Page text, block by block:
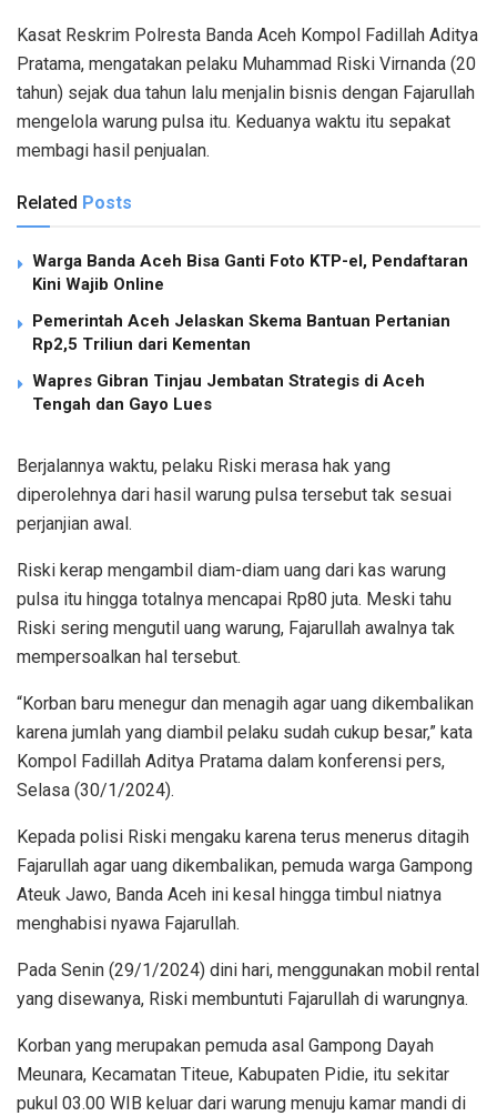
Kasat Reskrim Polresta Banda Aceh Kompol Fadillah Aditya
Pratama, mengatakan pelaku Muhammad Riski Virnanda (20
tahun) sejak dua tahun lalu menjalin bisnis dengan Fajarullah
mengelola warung pulsa itu. Keduanya waktu itu sepakat
membagi hasil penjualan.
Related Posts
Warga Banda Aceh Bisa Ganti Foto KTP-el, Pendaftaran
Kini Wajib Online
Pemerintah Aceh Jelaskan Skema Bantuan Pertanian
Rp2,5 Triliun dari Kementan
Wapres Gibran Tinjau Jembatan Strategis di Aceh
Tengah dan Gayo Lues
Berjalannya waktu, pelaku Riski merasa hak yang
diperolehnya dari hasil warung pulsa tersebut tak sesuai
perjanjian awal.
Riski kerap mengambil diam-diam uang dari kas warung
pulsa itu hingga totalnya mencapai Rp80 juta. Meski tahu
Riski sering mengutil uang warung, Fajarullah awalnya tak
mempersoalkan hal tersebut.
“Korban baru menegur dan menagih agar uang dikembalikan
karena jumlah yang diambil pelaku sudah cukup besar,” kata
Kompol Fadillah Aditya Pratama dalam konferensi pers,
Selasa (30/1/2024).
Kepada polisi Riski mengaku karena terus menerus ditagih
Fajarullah agar uang dikembalikan, pemuda warga Gampong
Ateuk Jawo, Banda Aceh ini kesal hingga timbul niatnya
menghabisi nyawa Fajarullah.
Pada Senin (29/1/2024) dini hari, menggunakan mobil rental
yang disewanya, Riski membuntuti Fajarullah di warungnya.
Korban yang merupakan pemuda asal Gampong Dayah
Meunara, Kecamatan Titeue, Kabupaten Pidie, itu sekitar
pukul 03.00 WIB keluar dari warung menuju kamar mandi di